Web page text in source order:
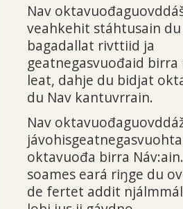
Nav
veahkehit stáhtusain du
bagadallat rivttiid ja
geatnegasvuođaid birra
leat, dahje du bidjat
du Nav kantuvrrain.
Nav
oktavuođa birra
soames eará riŋge du
de fertet addit